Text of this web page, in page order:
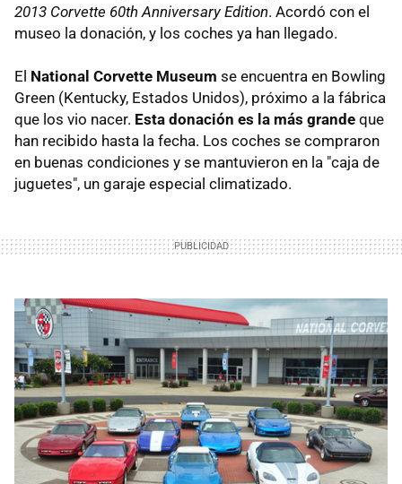
2013 Corvette 60th Anniversary Edition. Acordó con el
museo la donación, y los coches ya han llegado.
El National Corvette Museum se encuentra en Bowling
Green (Kentucky, Estados Unidos), próximo a la fábrica
que los vio nacer. Esta donación es la más grande que
han recibido hasta la fecha. Los coches se compraron
en buenas condiciones y se mantuvieron en la "caja de
juguetes", un garaje especial climatizado.